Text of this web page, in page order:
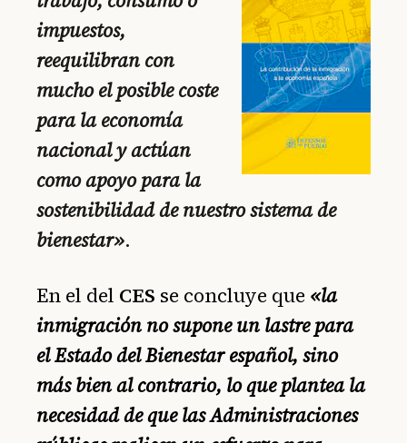
impuestos,
reequilibran con
mucho el posible coste
para la economía
nacional y actúan
como apoyo para la
sostenibilidad de nuestro sistema de
bienestar».
En el del CES se concluye que «la
inmigración no supone un lastre para
el Estado del Bienestar español, sino
más bien al contrario, lo que plantea la
necesidad de que las Administraciones